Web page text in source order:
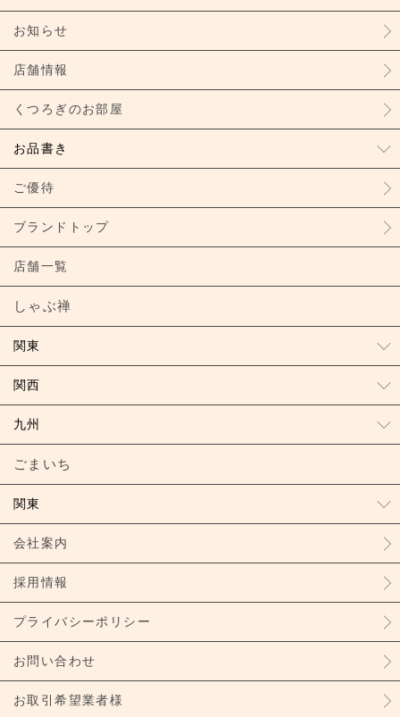
お知らせ
店舗情報
くつろぎのお部屋
お品書き
ご優待
ブランドトップ
店舗一覧
しゃぶ禅
関東
関西
九州
ごまいち
関東
会社案内
採用情報
プライバシーポリシー
お問い合わせ
お取引希望業者様